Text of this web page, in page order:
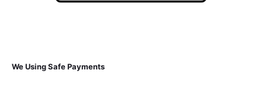
We Using Safe Payments